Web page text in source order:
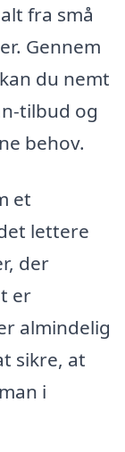
fra små
Gennem
du nemt
tilbud og
behov.
et
lettere
der
er
almindelig
sikre, at
i